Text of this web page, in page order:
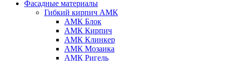
Фасадные материалы
Гибкий кирпич АМК
АМК Блок
АМК Кирпич
АМК Клинкер
АМК Мозаика
АМК Ригель